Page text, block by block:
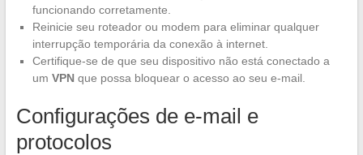
funcionando corretamente.
Reinicie seu roteador ou modem para eliminar qualquer
interrupção temporária da conexão à internet.
Certifique-se de que seu dispositivo não está conectado a
um VPNque possa bloquear o acesso ao seu e-mail.
Configurações de e-mail e
protocolos